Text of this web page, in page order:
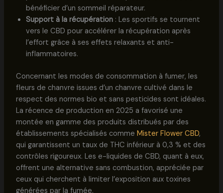
bénéficier d’un sommeil réparateur.
Support à la récupération: Les sportifs se tournent
vers le CBD pour accélérer la récupération après
l’effort grâce à ses effets relaxants et anti-
inflammatoires.
Concernant les modes de consommation à fumer, les
fleurs de chanvre issues d’un chanvre cultivé dans le
respect des normes bio et sans pesticides sont idéales.
La récence de production en 2025 a favorisé une
montée en gamme des produits distribués par des
établissements spécialisés comme Mister Flower CBD,
qui garantissent un taux de THC inférieur à 0,3 % et des
contrôles rigoureux. Les e-liquides de CBD, quant à eux,
offrent une alternative sans combustion, appréciée par
ceux qui cherchent à limiter l’exposition aux toxines
générées par la fumée.